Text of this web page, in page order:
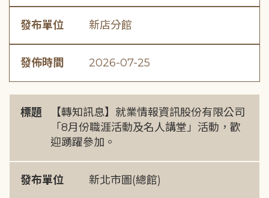
發布單位 新店分館
發佈時間 2026-07-25
標題
【轉知訊息】就業情報資訊股份有限公司
「8月份職涯活動及名人講堂」活動，歡
迎踴躍參加。
發布單位 新北市圖(總館)